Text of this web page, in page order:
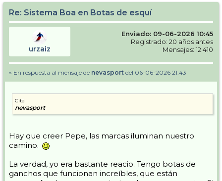
Re: Sistema Boa en Botas de esquí
urzaiz
Enviado: 09-06-2026 10:45
Registrado: 20 años antes
Mensajes: 12.410
» En respuesta al mensaje de nevasport del 06-06-2026 21:43
Cita
nevasport
Hay que creer Pepe, las marcas iluminan nuestro
camino.
La verdad, yo era bastante reacio. Tengo botas de
ganchos que funcionan increíbles, que están